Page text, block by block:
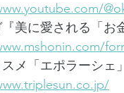
美に愛される「お
メ「エポラーシェ」